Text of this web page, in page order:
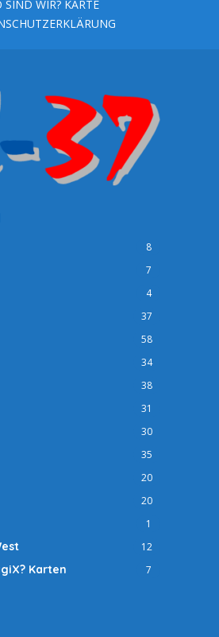
SIND WIR? KARTE
8
7
4
37
58
34
38
31
30
35
20
20
1
12
Karten 7